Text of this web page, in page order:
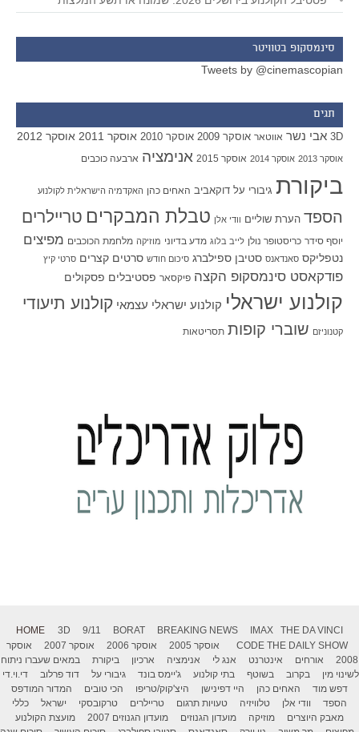
סינמסקופ בטוויטר
Tweets by @cinemascopian
תגים
3D אבי נשר אווטאר אוסקר 2009 אוסקר 2010 אוסקר 2011 אוסקר 2012
אוסקר 2013 אוסקר 2014 אוסקר 2015 אנימציה ארבעה כוכבים
ביקורת גיבורי על דוקאביב האחים כהן האקדמיה הישראלית לקולנוע
הספד הערת שוליים וודי אלן טבלת המבקרים טריילרים
יוסף סידר כריסטופר נולן לייב בלוג מדע בדיוני מוזיקה מלחמת הכוכבים מפיצים
נטפליקס סאנדאנס סטיבן ספילברג סיכום חודש סרטים קצרים סרטי קיץ
פודקאסט סינמסקופ הקצה פיקסאר פסטיבלים פסקולים
קולנוע ישראלי קולנוע ישראלי עצמאי קולנוע תיעודי
קטנוניזם שוברי קופות תסריטאות
HOME 3D 9/11 BORAT BREAKING NEWS IMAX
THE DA VINCI
CODE THE DAILY SHOW אוסקר 2005 אוסקר 2006 אוסקר 2007
אוסקר
2008
אורחים אינטרנט אנג לי אנימציה ארכיון ביקורת
במאים שעברו ניתוח
לשינוי מין
בקרוב בשוטף בתי קולנוע ג'יימס בונד גיבורי על דוד פרלוב
די.וי.די
דפש מוד
האחים כהן היי דפינישן היצ'קוק/טריפו הכי טובים
המדור המודפס
הספד
וודי אלן טלוויזיה טעויות תרגום טריילרים טרקובסקי ישראל
כללי
מאבק היוצרים
מוזיקה מועדון הגנוזים מועדון הגנוזים 2007
מועצת הקולנוע